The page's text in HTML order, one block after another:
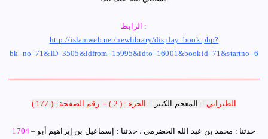
الرابط :
http://islamweb.net/newlibrary/display_book.php?
bk_no=71&ID=3505&idfrom=15995&idto=16001&bookid=71&startno=6
الطبراني – المعجم الكبير – الجزء : ( 2 ) – رقم الصفحة : ( 177 )
1704 – حدثنا : محمد بن عبد الله الحضرمي ، حدثنا : إسماعيل بن إبراهيم أبو